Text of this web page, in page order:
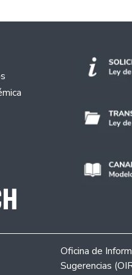
Oficina de
Sugerencias